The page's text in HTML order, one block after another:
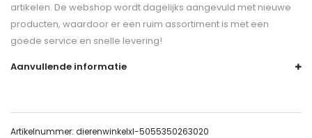
artikelen. De webshop wordt dagelijks aangevuld met nieuwe
producten, waardoor er een ruim assortiment is met een
goede service en snelle levering!
Aanvullende informatie
Artikelnummer: dierenwinkelxl-5055350263020